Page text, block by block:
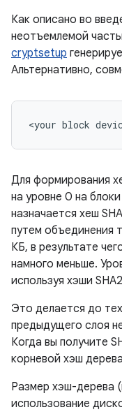
Как описано во
неотъемлемой
cryptsetup
Альтернативно,
Для формирования
на уровне 0 на
назначается хеш
путем объединения
КБ, в результате
намного меньше.
используя хэши
Это делается до
предыдущего слоя
Когда вы получите
корневой хэш
Размер хэш-дерева
использование